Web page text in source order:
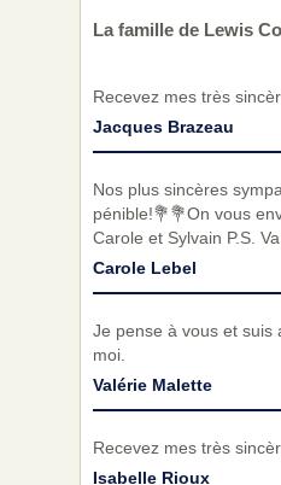
La famille de Lewis
Recevez mes très
Jacques Brazeau
Nos plus sincères
pénible!💐💐On vous
Carole et Sylvain P.S.
Carole Lebel
Je pense à vous et suis
moi.
Valérie Malette
Recevez mes très
Isabelle Rioux